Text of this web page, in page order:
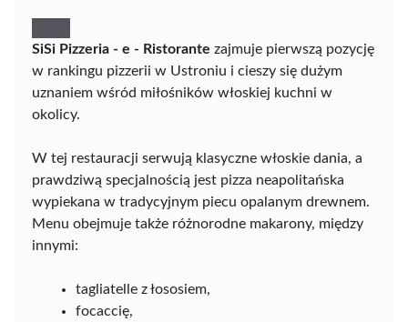
SiSi Pizzeria - e - Ristorante zajmuje pierwszą pozycję
w rankingu pizzerii w Ustroniu i cieszy się dużym
uznaniem wśród miłośników włoskiej kuchni w
okolicy.
W tej restauracji serwują klasyczne włoskie dania, a
prawdziwą specjalnością jest pizza neapolitańska
wypiekana w tradycyjnym piecu opalanym drewnem.
Menu obejmuje także różnorodne makarony, między
innymi:
tagliatelle z łososiem,
focaccię,